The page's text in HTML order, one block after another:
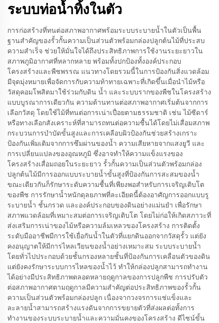
ระบบท่อน้ำทิ้งในตัว
การก่อสร้างที่ทนต่อสภาพอากาศพร้อมระบบระบายน้ำในตัวเป็นพื้น
ฐานสำคัญของรั้วกั้นความเป็นส่วนตัวพร้อมกล่องปลูกต้นไม้ที่ประสบ
ความสำเร็จ ช่วยให้มั่นใจได้ถึงประสิทธิภาพการใช้งานระยะยาวใน
สภาพภูมิอากาศที่หลากหลาย พร้อมทั้งปกป้องทั้งองค์ประกอบ
โครงสร้างและพืชพรรณ แนวทางโดยรวมนี้ในการป้องกันสิ่งแวดล้อม
มีจุดมุ่งหมายเพื่อจัดการกับความท้าทายเฉพาะที่เกิดขึ้นเมื่อนำไม้หรือ
วัสดุคอมโพสิตมาใช้ร่วมกับดิน น้ำ และระบบรากของพืชในโครงสร้าง
แบบบูรณาการเดียวกัน ความต้านทานต่อสภาพอากาศเริ่มต้นจากการ
เลือกวัสดุ โดยใช้ไม้ที่ทนต่อการเน่าเปื่อยตามธรรมชาติ เช่น ไม้ซีดาร์
หรือทางเลือกสังเคราะห์ที่สามารถทนต่อความชื้นได้โดยไม่เสื่อมสภาพ
กระบวนการบำบัดขั้นสูงและการเคลือบผิวป้องกันช่วยสร้างเกราะ
ป้องกันเพิ่มเติมจากการซึมผ่านของน้ำ ความเสียหายจากแสงยูวี และ
การเปลี่ยนแปลงของอุณหภูมิ ซึ่งอาจทำให้ความแข็งแรงของ
โครงสร้างเสื่อมถอยในระยะยาว รั้วกั้นความเป็นส่วนตัวพร้อมกล่อง
ปลูกต้นไม้มีการออกแบบระบายน้ำขั้นสูงที่ป้องกันการสะสมของน้ำ
ขณะเดียวกันก็รักษาระดับความชื้นที่เพียงพอสำหรับการเจริญเติบโต
ของพืช การรักษาน้ำหนักดุลยภาพที่ละเอียดนี้ต้องอาศัญการออกแบบรู
ระบายน้ำ ชั้นกรวด และองค์ประกอบของดินอย่างแม่นยำ เพื่อรักษา
สภาพแวดล้อมที่เหมาะสมต่อการเจริญเติบโต โดยไม่ก่อให้เกิดสภาวะที่
ส่งเสริมการเน่าของไม้หรือความล้มเหลวของโครงสร้าง การติดตั้ง
ระดับมืออาชีพมีการใช้เยื่อกันน้ำในตัวที่แยกดินออกจากวัสดุรั้ว แต่ยัง
คงอนุญาตให้มีการไหลเวียนของน้ำอย่างเหมาะสม ระบบระบายน้ำ
โดยทั่วไปประกอบด้วยชั้นกรองหลายชั้นที่ป้องกันการเคลื่อนตัวของดิน
แต่ยังคงรักษาระบบการไหลของน้ำไว้ ทำให้กล่องปลูกสามารถทำงาน
ได้อย่างมีประสิทธิภาพตลอดหลายฤดูกาลของการปลูกพืช การปรับตัว
ต่อสภาพอากาศตามฤดูกาลมีความสำคัญต่อประสิทธิภาพของรั้วกั้น
ความเป็นส่วนตัวพร้อมกล่องปลูก เนื่องจากวงจรการแช่แข็งและ
ละลายน้ำสามารถสร้างแรงดันจากการขยายตัวที่ส่งผลต่อทั้งการ
ทำงานของระบบระบายน้ำและความมั่นคงของโครงสร้าง ดีไซน์ขั้น